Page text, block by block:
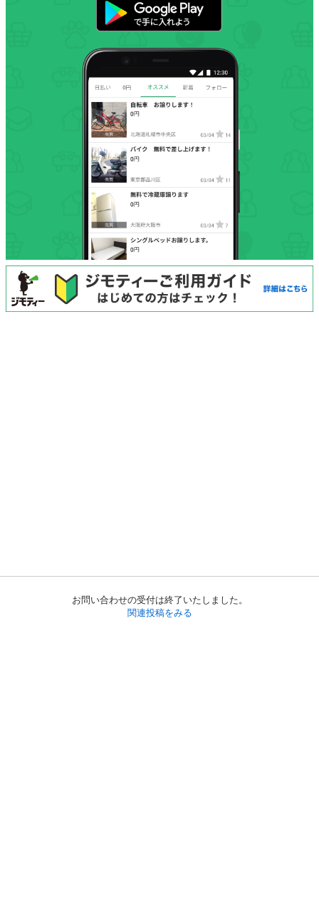
お問い合わせの受付は終了いたしました。
関連投稿をみる